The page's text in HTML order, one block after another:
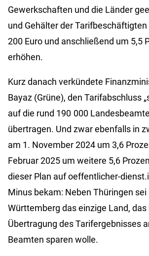
Gewerkschaften und die Länder
und Gehälter der
200 Euro und anschließend um 5,5
erhöhen.
Kurz danach verkündete
Bayaz (Grüne), den Tarifabschluss
auf die rund 190 000
übertragen. Und zwar ebenfalls in
am 1. November 2024 um 3,6
Februar 2025 um weitere 5,6
dieser Plan auf oeffentlicher-
Minus bekam: Neben Thüringen sei
Württemberg das einzige Land, das
Übertragung des Tarifergebnisses
Beamten sparen wolle.